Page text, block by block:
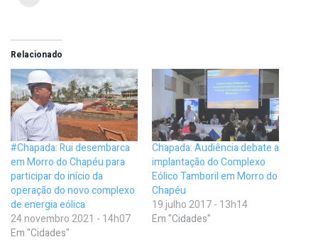
Relacionado
#Chapada: Rui desembarca
em Morro do Chapéu para
participar do início da
operação do novo complexo
de energia eólica
24 novembro 2021 - 14h07
Em "Cidades"
Chapada: Audiência debate a
implantação do Complexo
Eólico Tamboril em Morro do
Chapéu
19 julho 2017 - 13h14
Em "Cidades"